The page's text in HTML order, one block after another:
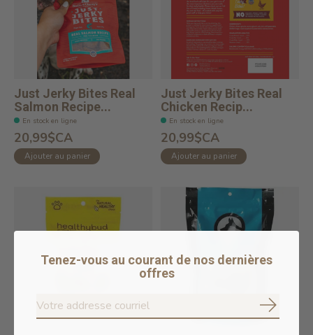
Just Jerky Bites Real
Salmon Recipe...
En stock en ligne
20,99$CA
Ajouter au panier
Just Jerky Bites Real
Chicken Recip...
En stock en ligne
20,99$CA
Ajouter au panier
Tenez-vous au courant de nos dernières
offres